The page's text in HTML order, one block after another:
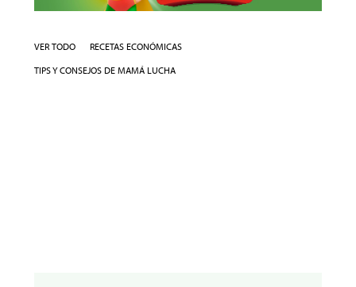
VER TODO
RECETAS ECONÓMICAS
TIPS Y CONSEJOS DE MAMÁ LUCHA